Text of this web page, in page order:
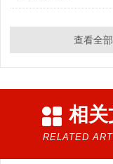
查看全部
相关
RELATED